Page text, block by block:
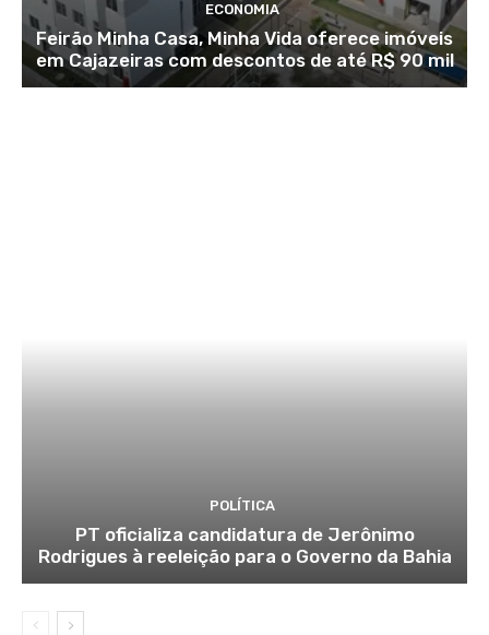
ECONOMIA
Feirão Minha Casa, Minha Vida oferece imóveis
em Cajazeiras com descontos de até R$ 90 mil
POLÍTICA
PT oficializa candidatura de Jerônimo
Rodrigues à reeleição para o Governo da Bahia